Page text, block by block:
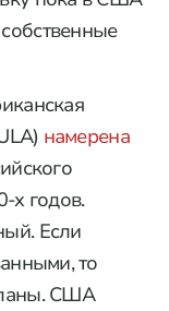
намерена
х годов.
Если
то
США